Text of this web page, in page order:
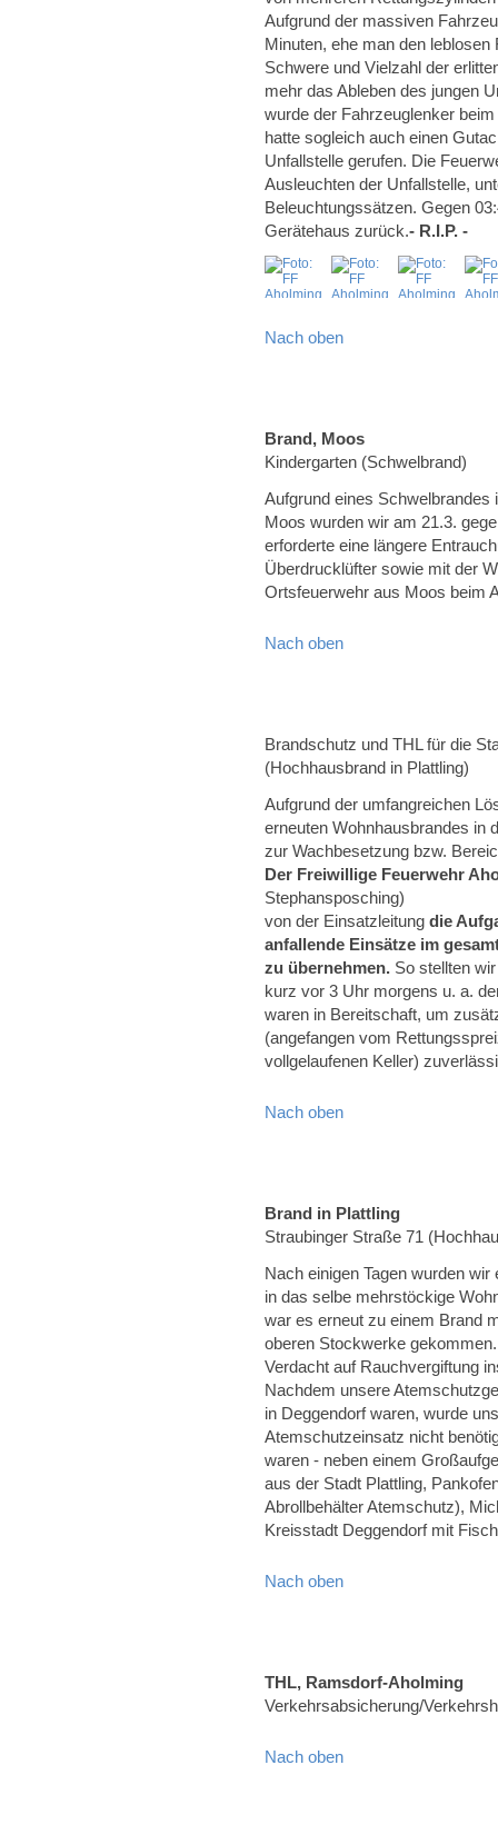
Aufgrund der massiven
Minuten, ehe man den
Schwere und Vielzahl der
mehr das Ableben des jungen
wurde der Fahrzeuglenker
hatte sogleich auch einen
Unfallstelle gerufen. Die
Ausleuchten der Unfallstelle,
Beleuchtungssätzen. Gegen
Gerätehaus zurück.- R.I.P. -
Nach oben
Brand, Moos
Kindergarten (Schwelbrand)
Aufgrund eines Schwelbrandes
Moos wurden wir am 21.3.
erforderte eine längere
Überdrucklüfter sowie mit der
Ortsfeuerwehr aus Moos beim
Nach oben
Brandschutz und THL für die
(Hochhausbrand in Plattling)
Aufgrund der umfangreichen
erneuten Wohnhausbrandes in
zur Wachbesetzung bzw.
Der Freiwillige Feuerwehr
Stephansposching)
von der Einsatzleitung die
anfallende Einsätze im
zu übernehmen. So stellten
kurz vor 3 Uhr morgens u. a.
waren in Bereitschaft, um
(angefangen vom
vollgelaufenen Keller)
Nach oben
Brand in Plattling
Straubinger Straße 71
Nach einigen Tagen wurden
in das selbe mehrstöckige
war es erneut zu einem Brand
oberen Stockwerke
Verdacht auf Rauchvergiftung
Nachdem unsere
in Deggendorf waren, wurde
Atemschutzeinsatz nicht
waren - neben einem
aus der Stadt Plattling,
Abrollbehälter Atemschutz),
Kreisstadt Deggendorf mit
Nach oben
THL, Ramsdorf-Aholming
Verkehrsabsicherung/
Nach oben